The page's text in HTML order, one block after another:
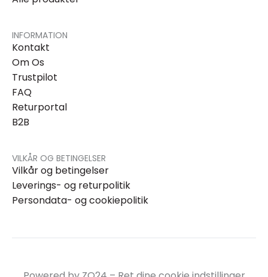
INFORMATION
Kontakt
Om Os
Trustpilot
FAQ
Returportal
B2B
VILKÅR OG BETINGELSER
Vilkår og betingelser
Leverings- og returpolitik
Persondata- og cookiepolitik